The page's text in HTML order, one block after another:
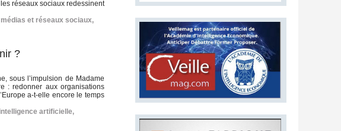
réseaux sociaux redessinent
médias et réseaux sociaux,
?
sous l’impulsion de Madame
: redonner aux organisations
a‑t‑elle encore le temps
intelligence artificielle,